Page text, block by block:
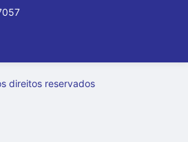
direitos reservados